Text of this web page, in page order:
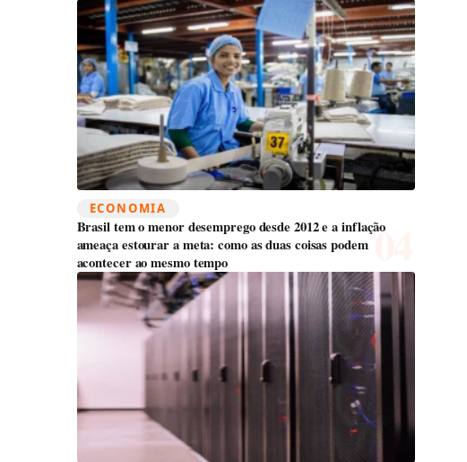
ECONOMIA
Brasil tem o menor desemprego desde 2012 e a inflação
ameaça estourar a meta: como as duas coisas podem
acontecer ao mesmo tempo